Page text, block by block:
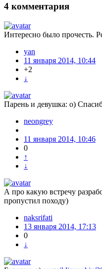
4 комментария
Интересно было прочесть.
yan
11 января 2014, 10:44
+2
↓
Парень и девушка: о)
neongrey
11 января 2014, 10:46
0
↑
↓
А про какую встречу
пропустил походу)
naksrifati
13 января 2014, 17:13
0
↓